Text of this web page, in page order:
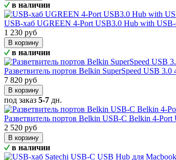
в наличии
USB-хаб UGREEN 4-Port USB3.0 Hub with
1 230 руб
В корзину
в наличии
Разветвитель портов Belkin SuperSpeed USB
7 820 руб
В корзину
под заказ 5-7 дн.
Разветвитель портов Belkin USB-C Belkin 4-
2 520 руб
В корзину
в наличии